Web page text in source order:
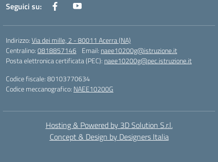
Seguici su:
Indirizzo:Via dei mille, 2 - 80011 Acerra (NA)
Centralino:0818857146 Email: naee10200g@istruzione.it
Posta elettronica certificata (PEC): naee10200g@pec.istruzione.it
Codice fiscale: 80103770634
Codice meccanografico: NAEE10200G
Hosting & Powered by 3D Solution S.r.l.
Concept & Design by Designers Italia